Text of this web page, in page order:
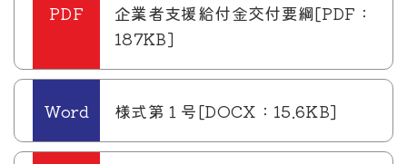
企業者支援給付金交付要綱[PDF：
187KB]
様式第１号[DOCX：15.6KB]